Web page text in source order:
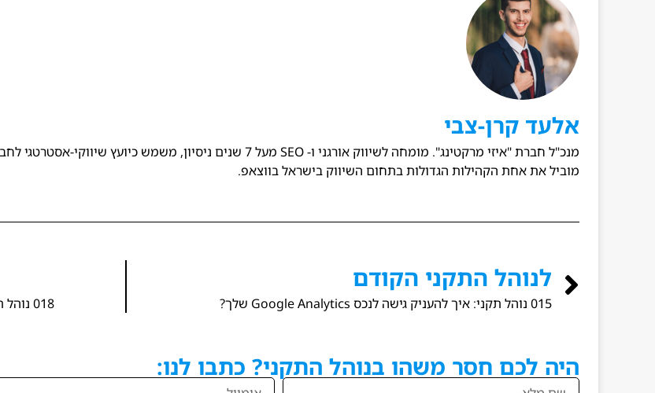
אלעד קרן-צבי
מנכ"ל חברת "איזי מרקטינג". מומחה לשיווק אורגני ו- SEO מעל 7 שנים ניסיון, משמש כיועץ שיווקי-אסטרטגי לחברות ועסקים.
מוביל את אחת הקהילות הגדולות בתחום השיווק בישראל בווצאפ.
לנוהל התקני הקודם
015 נוהל תקני: איך להעניק גישה לנכס Google Analytics שלך? 018 נוהל תקני: איך ליצור דוח נתוני המרות ב- Google Analytics 4?
היה לכם חסר משהו בנוהל התקני? כתבו לנו: